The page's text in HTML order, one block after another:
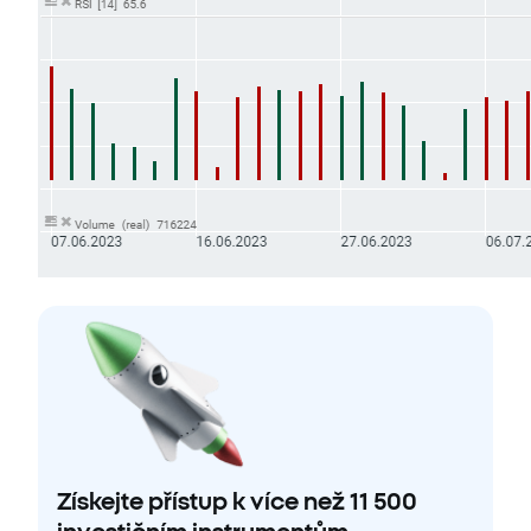
Získejte přístup k více než 11 500